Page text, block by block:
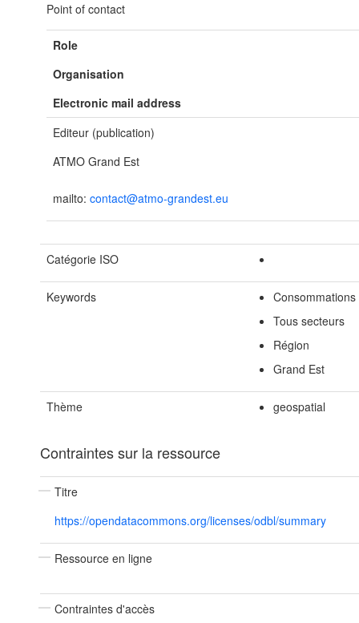
Point of contact
Role
Organisation
Electronic mail address
Editeur (publication)
ATMO Grand Est
mailto: contact@atmo-grandest.eu
Catégorie ISO
Keywords
Consommations
Tous secteurs
Région
Grand Est
Thème geospatial
Contraintes sur la ressource
Titre
https://opendatacommons.org/licenses/odbl/summary
Ressource en ligne
Contraintes d'accès